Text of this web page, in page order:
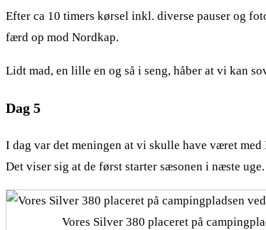
Efter ca 10 timers kørsel inkl. diverse pauser og
færd op mod Nordkap.
Lidt mad, en lille en og så i seng, håber at vi kan
Dag 5
I dag var det meningen at vi skulle have været
Det viser sig at de først starter sæsonen i næste
Vores Silver 380 placeret på